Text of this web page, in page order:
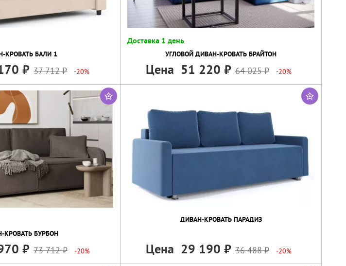
КРОВАТЬ БАЛИ 1
37 712 -20%
Доставка 1 день
УГЛОВОЙ ДИВАН-КРОВАТЬ БРАЙТОН
Цена 51 220 64 025 -20%
КРОВАТЬ БУРБОН
73 712 -20%
ДИВАН-КРОВАТЬ ПАРАДИЗ
Цена 29 190 36 488 -20%